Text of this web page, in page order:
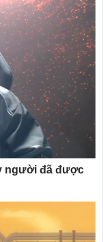
người đã được